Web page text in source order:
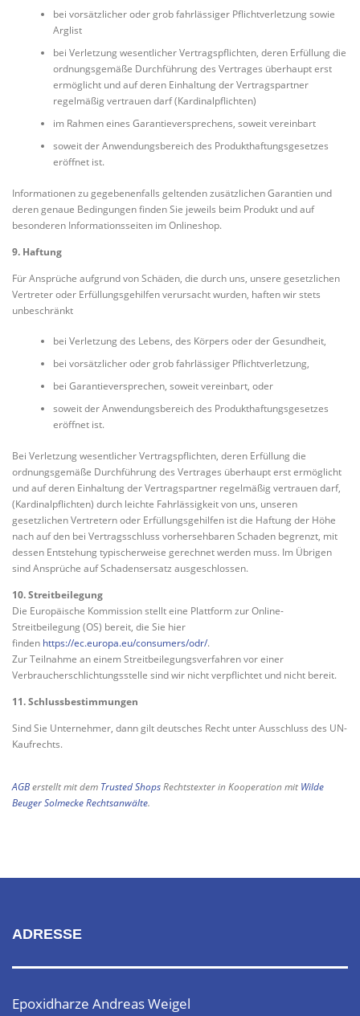
bei vorsätzlicher oder grob fahrlässiger Pflichtverletzung sowie
Arglist
bei Verletzung wesentlicher Vertragspflichten, deren Erfüllung die
ordnungsgemäße Durchführung des Vertrages überhaupt erst
ermöglicht und auf deren Einhaltung der Vertragspartner
regelmäßig vertrauen darf (Kardinalpflichten)
im Rahmen eines Garantieversprechens, soweit vereinbart
soweit der Anwendungsbereich des Produkthaftungsgesetzes
eröffnet ist.
Informationen zu gegebenenfalls geltenden zusätzlichen Garantien und
deren genaue Bedingungen finden Sie jeweils beim Produkt und auf
besonderen Informationsseiten im Onlineshop.
9. Haftung
Für Ansprüche aufgrund von Schäden, die durch uns, unsere gesetzlichen
Vertreter oder Erfüllungsgehilfen verursacht wurden, haften wir stets
unbeschränkt
bei Verletzung des Lebens, des Körpers oder der Gesundheit,
bei vorsätzlicher oder grob fahrlässiger Pflichtverletzung,
bei Garantieversprechen, soweit vereinbart, oder
soweit der Anwendungsbereich des Produkthaftungsgesetzes
eröffnet ist.
Bei Verletzung wesentlicher Vertragspflichten, deren Erfüllung die
ordnungsgemäße Durchführung des Vertrages überhaupt erst ermöglicht
und auf deren Einhaltung der Vertragspartner regelmäßig vertrauen darf,
(Kardinalpflichten) durch leichte Fahrlässigkeit von uns, unseren
gesetzlichen Vertretern oder Erfüllungsgehilfen ist die Haftung der Höhe
nach auf den bei Vertragsschluss vorhersehbaren Schaden begrenzt, mit
dessen Entstehung typischerweise gerechnet werden muss. Im Übrigen
sind Ansprüche auf Schadensersatz ausgeschlossen.
10. Streitbeilegung
Die Europäische Kommission stellt eine Plattform zur Online-
Streitbeilegung (OS) bereit, die Sie hier
finden https://ec.europa.eu/consumers/odr/.
Zur Teilnahme an einem Streitbeilegungsverfahren vor einer
Verbraucherschlichtungsstelle sind wir nicht verpflichtet und nicht bereit.
11. Schlussbestimmungen
Sind Sie Unternehmer, dann gilt deutsches Recht unter Ausschluss des UN-
Kaufrechts.
AGBerstellt mit dem Trusted ShopsRechtstexter in Kooperation mit Wilde
Beuger Solmecke Rechtsanwälte.
ADRESSE
Epoxidharze Andreas Weigel